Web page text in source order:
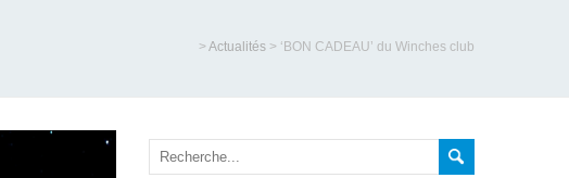
>Actualités > ‘BON CADEAU’ du Winches club